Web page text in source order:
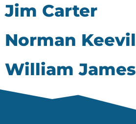
Jim Carter
Norman Keevil
William James